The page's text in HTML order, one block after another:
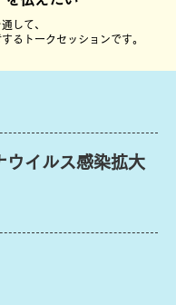
して、
るトークセッションです。
ウイルス感染拡大